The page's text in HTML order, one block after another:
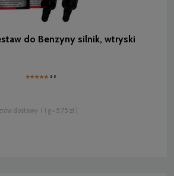
do Benzyny silnik, wtryski
4.8
dostawy ( 1 g = 5,75 zł )